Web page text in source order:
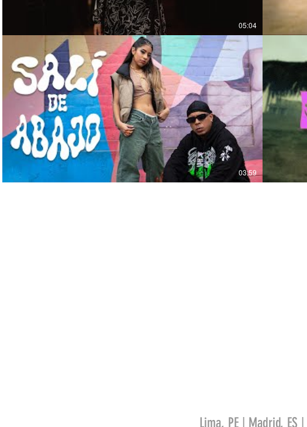
05:04
03:59
Lima, PE | Madrid, ES |